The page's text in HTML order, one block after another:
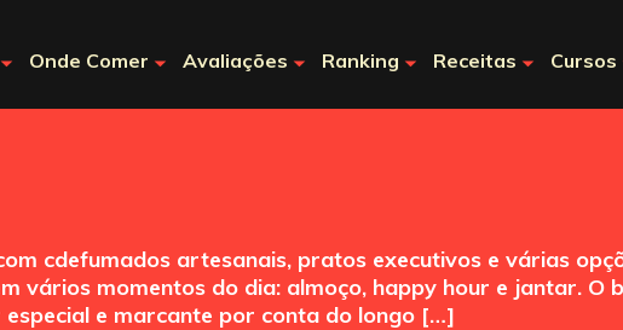
Onde Comer Avaliações Ranking Receitas Cursos
cdefumados artesanais, pratos executivos e várias
vários momentos do dia: almoço, happy hour e jantar. O
e marcante por conta do longo […]